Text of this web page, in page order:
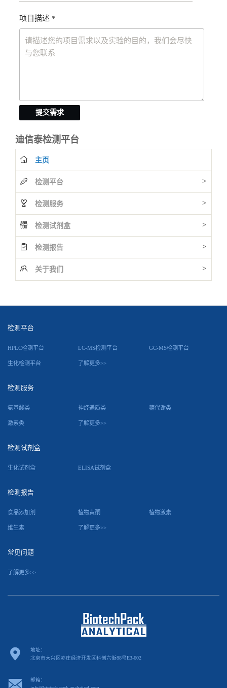
迪信泰检测平台
主页
检测平台 >
检测服务 >
检测试剂盒 >
检测报告 >
关于我们 >
项目描述 *
提交需求
检测平台
HPLC检测平台 LC-MS检测平台 GC-MS检测平台
生化检测平台 了解更多>>
检测服务
氨基酸类 神经递质类 糖代谢类
激素类 了解更多>>
检测试剂盒
生化试剂盒 ELISA试剂盒
检测报告
食品添加剂 植物黄酮 植物激素
维生素 了解更多>>
常见问题
了解更多>>
地址：
北京市大兴区亦庄经济开发区科创六街88号E3-602
邮箱：